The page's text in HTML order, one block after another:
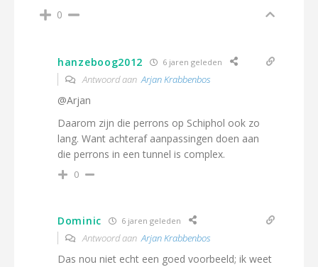
0
hanzeboog2012 6 jaren geleden
Antwoord aanArjan Krabbenbos
@Arjan
Daarom zijn die perrons op Schiphol ook zo
lang. Want achteraf aanpassingen doen aan
die perrons in een tunnel is complex.
0
Dominic 6 jaren geleden
Antwoord aanArjan Krabbenbos
Das nou niet echt een goed voorbeeld; ik weet